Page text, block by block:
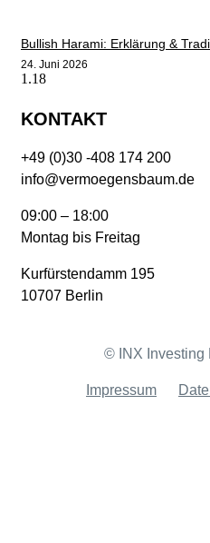
Bullish Harami: Erklärung &
24. Juni 2026
KONTAKT
+49 (0)30 -408 174 200
info@vermoegensbaum.de
09:00 – 18:00
Montag bis Freitag
Kurfürstendamm 195
10707 Berlin
© INX Investing
Impressum